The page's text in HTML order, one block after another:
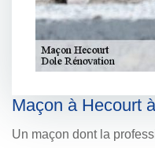
Maçon à Hecourt
Un maçon dont la